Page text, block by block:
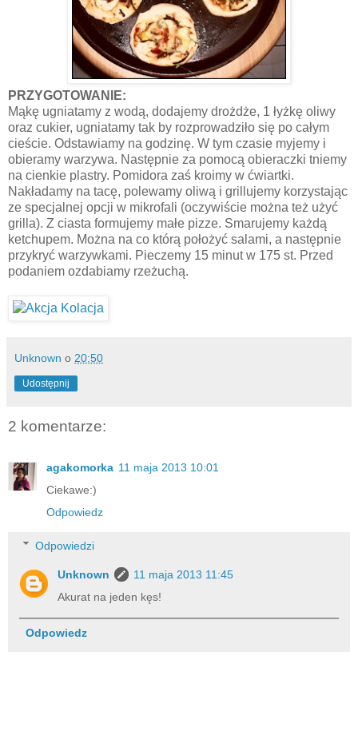
PRZYGOTOWANIE:
Mąkę ugniatamy z wodą, dodajemy drożdże, 1 łyżkę oliwy
oraz cukier, ugniatamy tak by rozprowadziło się po całym
cieście. Odstawiamy na godzinę. W tym czasie myjemy i
obieramy warzywa. Następnie za pomocą obieraczki tniemy
na cienkie plastry. Pomidora zaś kroimy w ćwiartki.
Nakładamy na tacę, polewamy oliwą i grillujemy korzystając
ze specjalnej opcji w mikrofali (oczywiście można też użyć
grilla). Z ciasta formujemy małe pizze. Smarujemy każdą
ketchupem. Można na co którą położyć salami, a następnie
przykryć warzywkami. Pieczemy 15 minut w 175 st. Przed
podaniem ozdabiamy rzeżuchą.
Unknown o 20:50
Udostępnij
2 komentarze:
agakomorka 11 maja 2013 10:01
Ciekawe:)
Odpowiedz
Odpowiedzi
Unknown
11 maja 2013 11:45
Akurat na jeden kęs!
Odpowiedz